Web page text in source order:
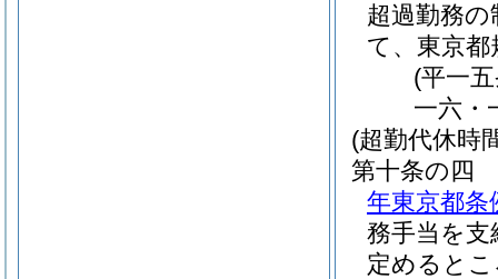
超過勤務
て、東京
(平一
一六・
(超勤代休時
第十条の四
年東京都条
務手当を
定めると